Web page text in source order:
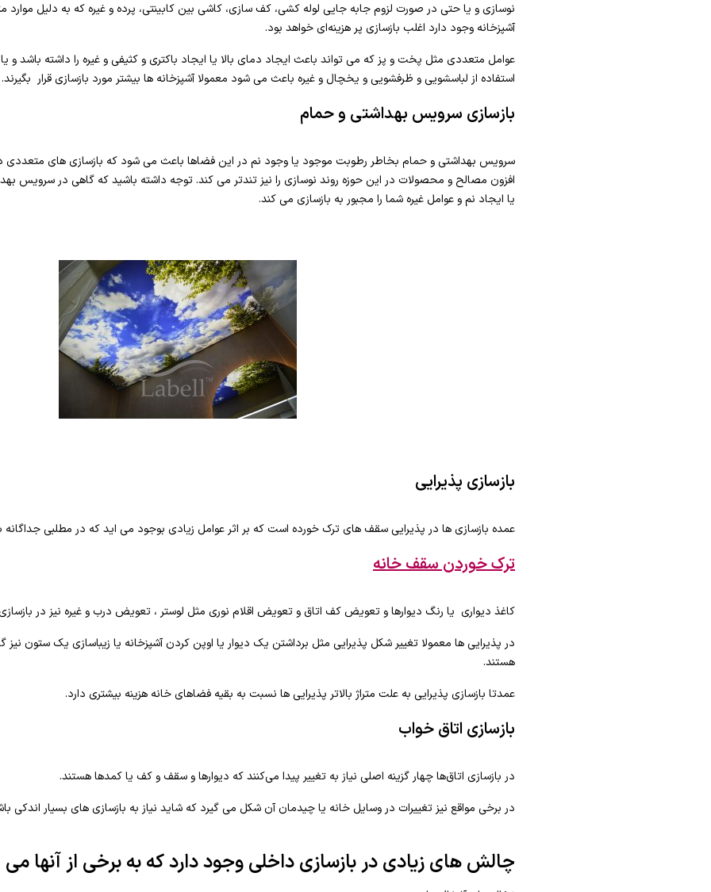
نوسازی و یا حتی در صورت لزوم جابه جایی لوله کشی، کف سازی، کاشی بین کابینتی، پرده و غیره که به دلیل موارد
آشپزخانه وجود دارد اغلب بازسازی پر هزینه‌ای خواهد بود.
عوامل متعددی مثل پخت و پز که می تواند باعث ایجاد دمای بالا یا ایجاد باکتری و کثیفی و غیره را داشته باشد و
استفاده از لباسشویی و ظرفشویی و یخچال و غیره باعث می شود معمولا آشپزخانه ها بیشتر مورد بازسازی قرار بگیرند.
بازسازی سرویس بهداشتی و حمام
سرویس بهداشتی و حمام بخاطر رطوبت موجود یا وجود نم در این فضاها باعث می شود که بازسازی های متعددی
افزون مصالح و محصولات در این حوزه روند نوسازی را نیز تندتر می کند. توجه داشته باشید که گاهی در سرویس
یا ایجاد نم و عوامل غیره شما را مجبور به بازسازی می کند.
بازسازی پذیرایی
عمده بازسازی ها در پذیرایی سقف های ترک خورده است که بر اثر عوامل زیادی بوجود می اید که در مطلبی جداگانه
ترک خوردن سقف خانه
کاغذ دیواری یا رنگ دیوارها و تعویض کف اتاق و تعویض اقلام نوری مثل لوستر ، تعویض درب و غیره نیز در
در پذیرایی ها معمولا تغییر شکل پذیرایی مثل برداشتن یک دیوار یا اوپن کردن آشپزخانه یا زیباسازی یک ستون نیز
هستند.
عمدتا بازسازی پذیرایی به علت متراژ بالاتر پذیرایی ها نسبت به بقیه فضاهای خانه هزینه بیشتری دارد.
بازسازی اتاق خواب
در بازسازی اتاق‌ها چهار گزینه اصلی نیاز به تغییر پیدا می‌کنند که دیوارها و سقف و کف یا کمدها هستند.
در برخی مواقع نیز تغییرات در وسایل خانه یا چیدمان آن شکل می گیرد که شاید نیاز به بازسازی های بسیار اندکی
چالش های زیادی در بازسازی داخلی وجود دارد که به برخی از آنها می